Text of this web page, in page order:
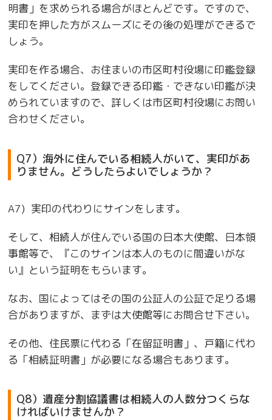
明書」を求められる場合がほとんどです。ですので、
実印を押した方がスムーズにその後の処理ができるで
しょう。
実印を作る場合、 お住まいの市区町村役場に印鑑登録
をしてください。登録できる印鑑・できない印鑑が決
められていますので、詳しくは市区町村役場にお問い
合わせください。
Q7）海外に住んでいる相続人がいて、実印があ
りません。どうしたらよいでしょうか？
A7) 実印の代わりにサインをします。
そして、相続人が住んでいる国の日本大使館、日本領
事館等で、『このサインは本人のものに間違いがな
い』という証明をもらいます。
なお、国によってはその国の公証人の公証で足りる場
合がありますが、まずは大使館等にお問合せ下さい。
その他、住民票に代わる「在留証明書」、戸籍に代わ
る「相続証明書」が必要になる場合もあります。
Q8）遺産分割協議書は相続人の人数分つくらな
ければいけませんか？